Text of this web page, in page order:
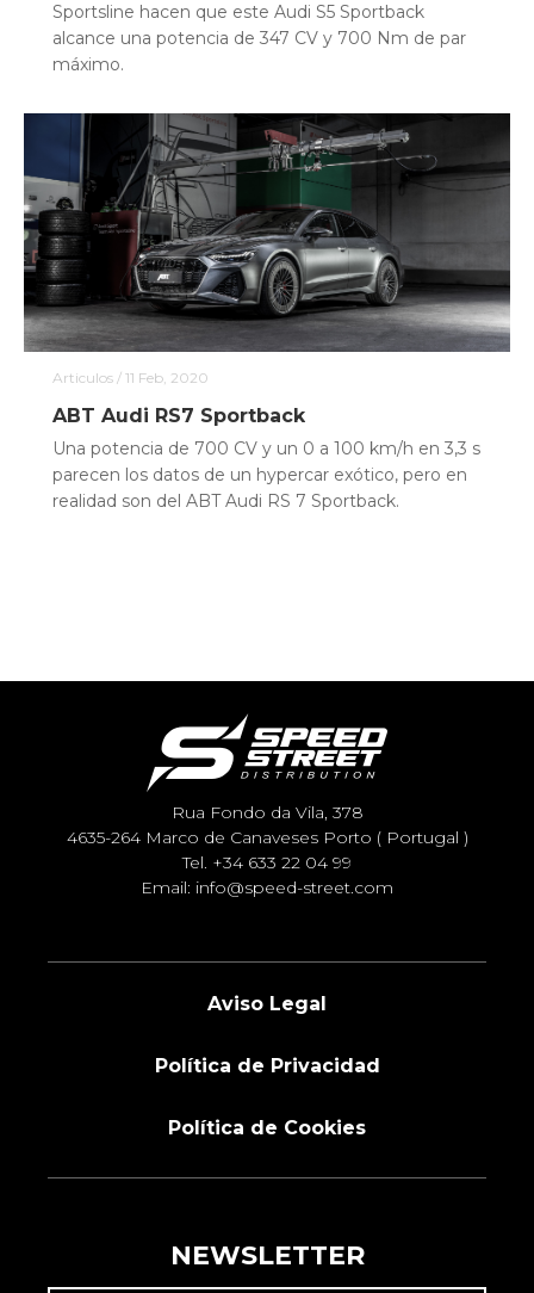
Sportsline hacen que este Audi S5 Sportback
alcance una potencia de 347 CV y 700 Nm de par
máximo.
Articulos / 11 Feb, 2020
ABT Audi RS7 Sportback
Una potencia de 700 CV y un 0 a 100 km/h en 3,3 s
parecen los datos de un hypercar exótico, pero en
realidad son del ABT Audi RS 7 Sportback.
Rua Fondo da Vila, 378
4635-264 Marco de Canaveses Porto ( Portugal )
Tel. +34 633 22 04 99
Email: info@speed-street.com
Aviso Legal
Política de Privacidad
Política de Cookies
NEWSLETTER